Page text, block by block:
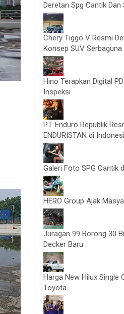
Deretan Spg Cantik
Chery Tiggo V Resmi
Konsep SUV Serbaguna
Hino Terapkan Digital
Inspeksi
PT. Enduro Republik
ENDURISTAN di
Galeri Foto SPG Cantik
HERO Group Ajak
Juragan 99 Borong 30
Decker Baru
Harga New Hilux Single
Toyota